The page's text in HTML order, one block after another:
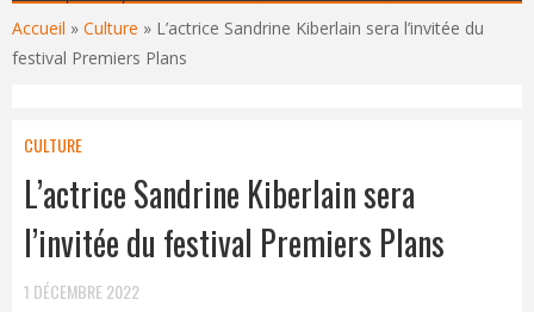
Accueil » Culture » L’actrice Sandrine Kiberlain sera l’invitée du
festival Premiers Plans
CULTURE
L’actrice Sandrine Kiberlain sera
l’invitée du festival Premiers Plans
1 DÉCEMBRE 2022